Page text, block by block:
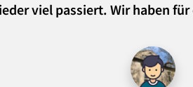
viel passiert. Wir haben